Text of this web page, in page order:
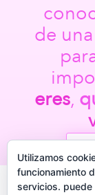
de
eres,
Utilizamos
funcionamiento
servicios.